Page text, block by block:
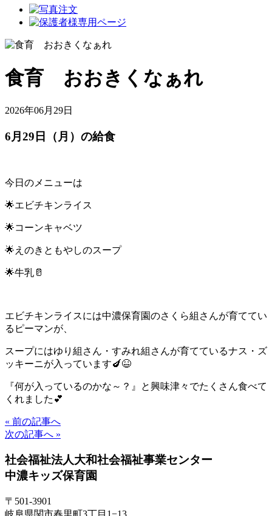
食育 おおきくなぁれ
2026年06月29日
6月29日（月）の給食
今日のメニューは
🌟エビチキンライス
🌟コーンキャベツ
🌟えのきともやしのスープ
🌟牛乳🥛
エビチキンライスには中濃保育園のさくら組さんが育ててい
るピーマンが、
スープにはゆり組さん・すみれ組さんが育てているナス・ズ
ッキーニが入っています🍆😆
『何が入っているのかな～？』と興味津々でたくさん食べて
くれました💕
« 前の記事へ
次の記事へ »
社会福祉法人大和社会福祉事業センター
中濃キッズ保育園
〒501-3901
岐阜県関市春里町3丁目1−13